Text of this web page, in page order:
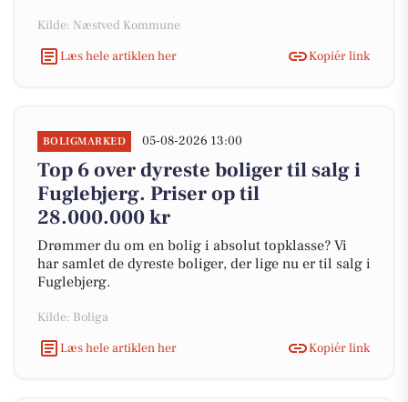
Kilde: Næstved Kommune
Læs hele artiklen her
Kopiér link
BOLIGMARKED 05-08-2026 13:00
Top 6 over dyreste boliger til salg i
Fuglebjerg. Priser op til
28.000.000 kr
Drømmer du om en bolig i absolut topklasse? Vi
har samlet de dyreste boliger, der lige nu er til salg i
Fuglebjerg.
Kilde: Boliga
Læs hele artiklen her
Kopiér link